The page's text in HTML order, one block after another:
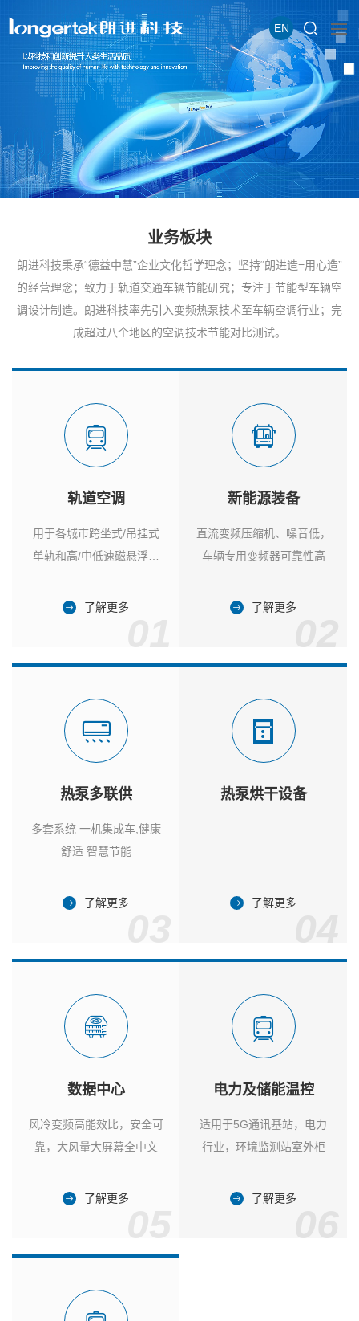
EN
业务板块
朗进科技秉承“德益中慧”企业文化哲学理念；坚持“朗进造=用心造”
的经营理念；致力于轨道交通车辆节能研究；专注于节能型车辆空
调设计制造。朗进科技率先引入变频热泵技术至车辆空调行业；完
成超过八个地区的空调技术节能对比测试。
轨道空调
用于各城市跨坐式/吊挂式
单轨和高/中低速磁悬浮列
了解更多
新能源装备
直流变频压缩机、噪音低，
车辆专用变频器可靠性高
了解更多
热泵多联供
多套系统 一机集成车,健康
舒适 智慧节能
了解更多
热泵烘干设备
了解更多
数据中心
风冷变频高能效比，安全可
靠，大风量大屏幕全中文
了解更多
电力及储能温控
适用于5G通讯基站，电力
行业，环境监测站室外柜
了解更多